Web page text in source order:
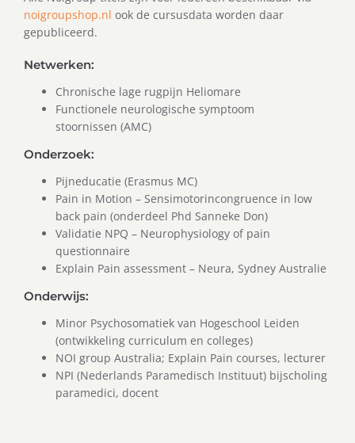
noigroupshop.nl ook de cursusdata worden daar
gepubliceerd.
Netwerken:
Chronische lage rugpijn Heliomare
Functionele neurologische symptoom
stoornissen (AMC)
Onderzoek:
Pijneducatie (Erasmus MC)
Pain in Motion – Sensimotorincongruence in low
back pain (onderdeel Phd Sanneke Don)
Validatie NPQ – Neurophysiology of pain
questionnaire
Explain Pain assessment – Neura, Sydney Australie
Onderwijs:
Minor Psychosomatiek van Hogeschool Leiden
(ontwikkeling curriculum en colleges)
NOI group Australia; Explain Pain courses, lecturer
NPI (Nederlands Paramedisch Instituut) bijscholing
paramedici, docent